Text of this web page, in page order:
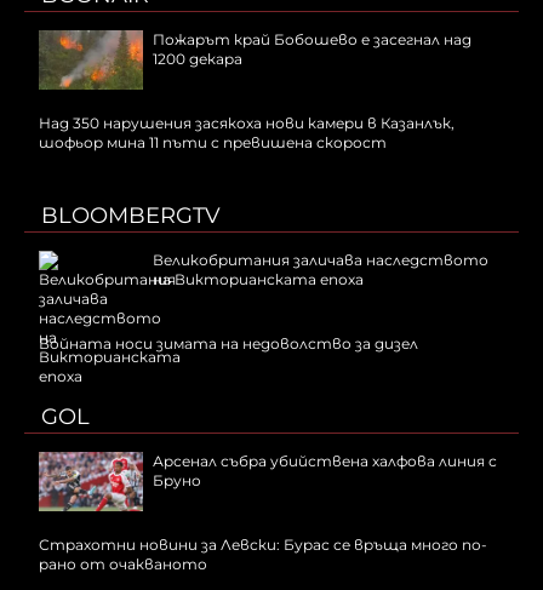
Пожарът край Бобошево е засегнал над
1200 декара
Над 350 нарушения засякоха нови камери в Казанлък,
шофьор мина 11 пъти с превишена скорост
BLOOMBERGTV
Великобритания заличава наследството
на Викторианската епоха
Войната носи зимата на недоволство за дизел
GOL
Арсенал събра убийствена халфова линия с
Бруно
Страхотни новини за Левски: Бурас се връща много по-
рано от очакваното